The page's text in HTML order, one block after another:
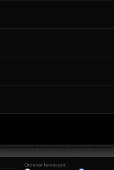
Ordenar temas por...